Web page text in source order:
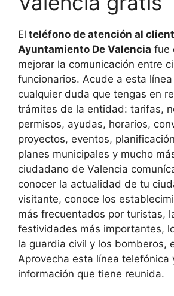
El teléfono de atención al
Ayuntamiento De Valencia fue
mejorar la comunicación entre
funcionarios. Acude a esta
cualquier duda que tengas en
trámites de la entidad: tarifas,
permisos, ayudas, horarios,
proyectos, eventos,
planes municipales y mucho
ciudadano de Valencia
conocer la actualidad de tu
visitante, conoce los
más frecuentados por turistas,
festividades más importantes,
la guardia civil y los bomberos,
Aprovecha esta línea telefónica
información que tiene reunida.